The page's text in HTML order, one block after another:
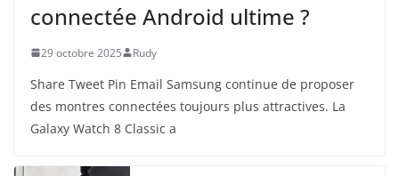
connectée Android ultime ?
29 octobre 2025 Rudy
Share Tweet Pin Email Samsung continue de proposer
des montres connectées toujours plus attractives. La
Galaxy Watch 8 Classic a